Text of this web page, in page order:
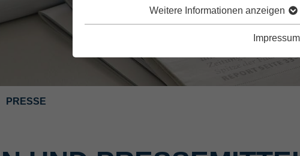
Weitere Informationen anzeigen
Impressum
PRESSE